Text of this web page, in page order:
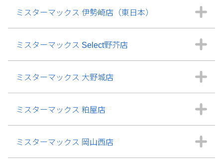
ミスターマックス 伊勢崎店（東日本）
ミスターマックス Select野芥店
ミスターマックス 大野城店
ミスターマックス 粕屋店
ミスターマックス 岡山西店